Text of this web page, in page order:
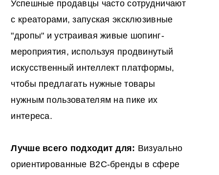
Успешные продавцы часто сотрудничают
с креаторами, запуская эксклюзивные
"дропы" и устраивая живые шопинг-
мероприятия, используя продвинутый
искусственный интеллект платформы,
чтобы предлагать нужные товары
нужным пользователям на пике их
интереса.
Лучше всего подходит для: Визуально
ориентированные B2C-бренды в сфере